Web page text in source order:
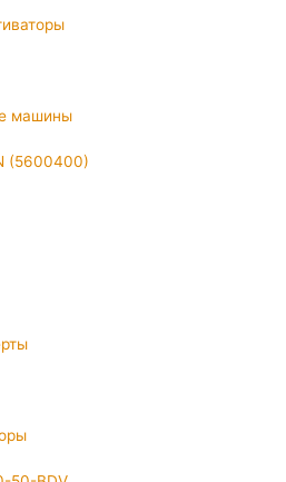
машины
(5600400)